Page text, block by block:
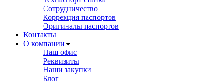
Сотрудничество
Коррекция паспортов
Оригиналы паспортов
Контакты
О компании
Наш офис
Реквизиты
Наши закупки
Блог